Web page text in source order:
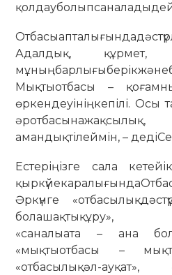
Адалдық, құрмет,
Мықтыотбасы –
өркендеуініңкепілі.
амандықтілеймін, –
Естеріңізге сала
Әркүнге
болашақтықұру»,
«саналыата – ана
«мықтыотбасы –
«отбасылықәл-ауқат»,